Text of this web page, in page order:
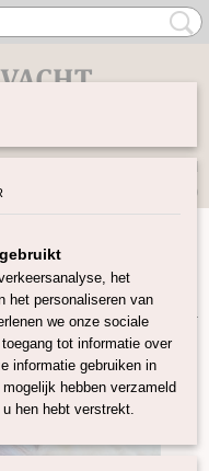
(0)
Merino Mix
LAATSTE STUKS
het
het personaliseren van
we onze sociale
tot informatie over
informatie gebruiken in
hebben verzameld
hen hebt verstrekt.